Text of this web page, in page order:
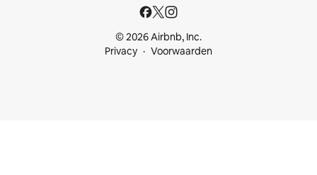
© 2026 Airbnb, Inc.
Privacy
Voorwaarden